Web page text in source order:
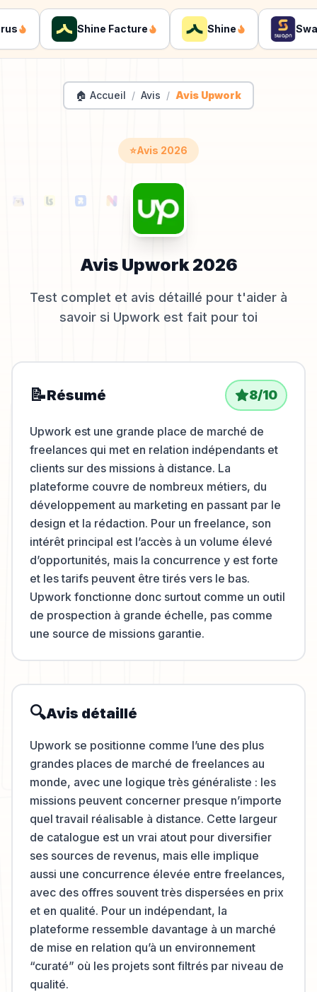
Shine Facture Shine Swapn
🏠 Accueil / Avis / Avis Upwork
⭐Avis 2026
Avis Upwork 2026
Test complet et avis détaillé pour t'aider à
savoir si Upwork est fait pour toi
📝Résumé 8/10
Upwork est une grande place de marché de
freelances qui met en relation indépendants et
clients sur des missions à distance. La
plateforme couvre de nombreux métiers, du
développement au marketing en passant par le
design et la rédaction. Pour un freelance, son
intérêt principal est l’accès à un volume élevé
d’opportunités, mais la concurrence y est forte
et les tarifs peuvent être tirés vers le bas.
Upwork fonctionne donc surtout comme un outil
de prospection à grande échelle, pas comme
une source de missions garantie.
🔍Avis détaillé
Upwork se positionne comme l’une des plus
grandes places de marché de freelances au
monde, avec une logique très généraliste : les
missions peuvent concerner presque n’importe
quel travail réalisable à distance. Cette largeur
de catalogue est un vrai atout pour diversifier
ses sources de revenus, mais elle implique
aussi une concurrence élevée entre freelances,
avec des offres souvent très dispersées en prix
et en qualité. Pour un indépendant, la
plateforme ressemble davantage à un marché
de mise en relation qu’à un environnement
“curaté” où les projets sont filtrés par niveau de
qualité.